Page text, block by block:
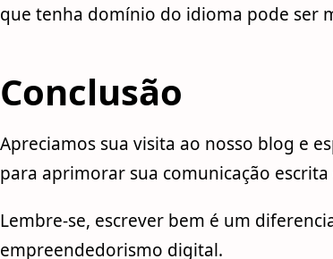
que tenha domínio do idioma pode ser
Conclusão
Apreciamos sua visita ao nosso blog e
para aprimorar sua comunicação
Lembre-se, escrever bem é um
empreendedorismo digital.